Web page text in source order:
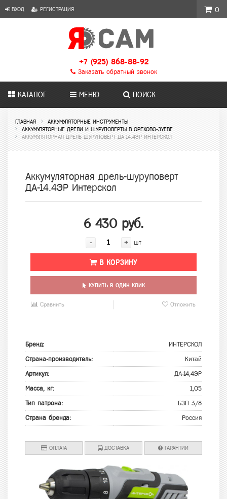
ВХОД РЕГИСТРАЦИЯ
+7 (925) 868-88-92
Заказать обратный звонок
КАТАЛОГ МЕНЮ ПОИСК
ГЛАВНАЯ
АККУМУЛЯТОРНЫЕ ИНСТРУМЕНТЫ
АККУМУЛЯТОРНЫЕ ДРЕЛИ И ШУРУПОВЕРТЫ В ОРЕХОВО-ЗУЕВЕ
АККУМУЛЯТОРНАЯ ДРЕЛЬ-ШУРУПОВЕРТ ДА-14.4ЭР ИНТЕРСКОЛ
Аккумуляторная дрель-шуруповерт
ДА-14.4ЭР Интерскол
6 430 руб.
- + шт
В КОРЗИНУ
КУПИТЬ В ОДИН КЛИК
Сравнить Отложить
Бренд: ИНТЕРСКОЛ
Страна-производитель: Китай
Артикул: ДА-14,4ЭР
Масса, кг: 1,05
Тип патрона: БЗП 3/8
Страна бренда: Россия
ОПЛАТА ДОСТАВКА ГАРАНТИИ
0